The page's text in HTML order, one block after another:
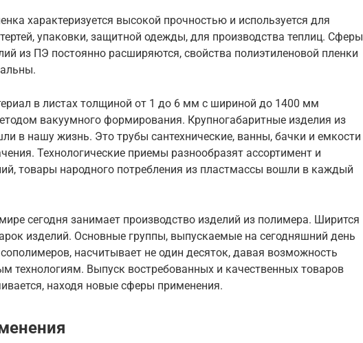
характеризуется высокой прочностью и используется для
упаковки, защитной одежды, для производства теплиц. Сферы
из ПЭ постоянно расширяются, свойства полиэтиленовой пленки
в листах толщиной от 1 до 6 мм с шириной до 1400 мм
вакуумного формирования. Крупногабаритные изделия из
в нашу жизнь. Это трубы сантехнические, ванны, бачки и емкости
Технологические приемы разнообразят ассортимент и
товары народного потребления из пластмассы вошли в каждый
сегодня занимает производство изделий из полимера. Ширится
изделий. Основные группы, выпускаемые на сегодняшний день
насчитывает не один десяток, давая возможность
технологиям. Выпуск востребованных и качественных товаров
находя новые сферы применения.